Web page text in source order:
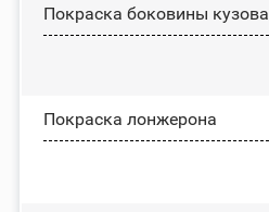
Покраска боковины кузова
Покраска лонжерона